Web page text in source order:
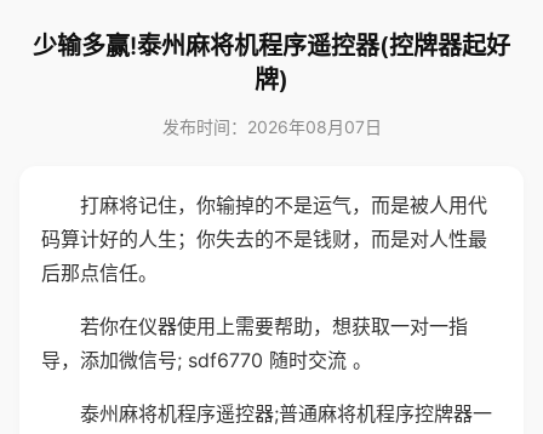
少输多赢!泰州麻将机程序遥控器(控牌器起好
牌)
发布时间：2026年08月07日
打麻将记住，你输掉的不是运气，而是被人用代
码算计好的人生；你失去的不是钱财，而是对人性最
后那点信任。
若你在仪器使用上需要帮助，想获取一对一指
导，添加微信号; sdf6770 随时交流 。
泰州麻将机程序遥控器;普通麻将机程序控牌器一